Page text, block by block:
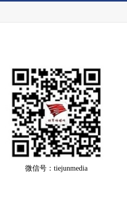
微信号：tiejunmedia